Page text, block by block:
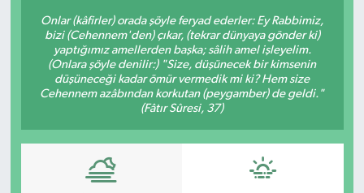
Onlar (kâfirler) orada şöyle feryad ederler: Ey Rabbimiz,
bizi (Cehennem'den) çıkar, (tekrar dünyaya gönder ki)
yaptığımız amellerden başka; sâlih amel işleyelim.
(Onlara şöyle denilir:) "Size, düşünecek bir kimsenin
düşüneceği kadar ömür vermedik mi ki? Hem size
Cehennem azâbından korkutan (peygamber) de geldi."
(Fâtır Sûresi, 37)